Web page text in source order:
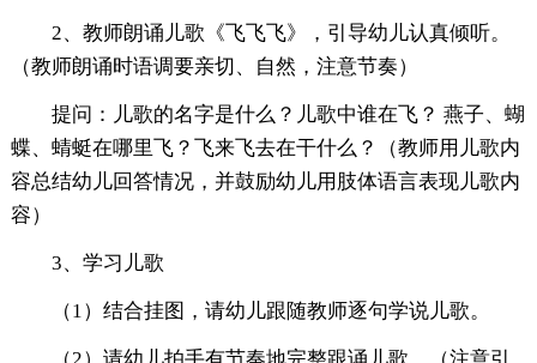
2、教师朗诵儿歌《飞飞飞》，引导幼儿认真倾听。
（教师朗诵时语调要亲切、自然，注意节奏）
提问：儿歌的名字是什么？儿歌中谁在飞？ 燕子、蝴
蝶、蜻蜓在哪里飞？飞来飞去在干什么？（教师用儿歌内
容总结幼儿回答情况，并鼓励幼儿用肢体语言表现儿歌内
容）
3、学习儿歌
（1）结合挂图，请幼儿跟随教师逐句学说儿歌。